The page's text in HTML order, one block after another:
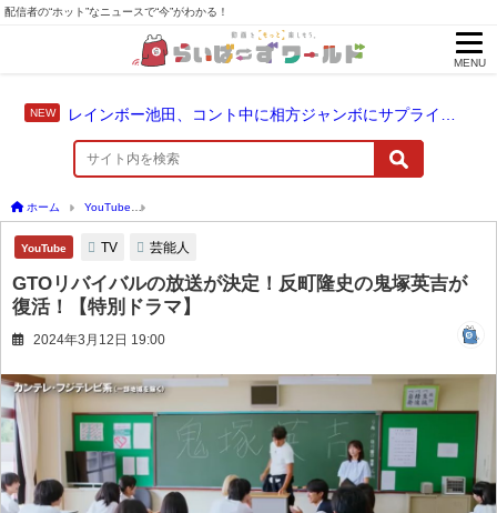
配信者の“ホット”なニュースで“今”がわかる！
MENU
ホーム YouTube
YouTube TV 芸能人
GTOリバイバルの放送が決定！反町隆史の鬼塚英吉が
復活！【特別ドラマ】
2024年3月12日 19:00